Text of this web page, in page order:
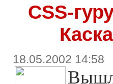
СSS-
18.05.2002 14:58